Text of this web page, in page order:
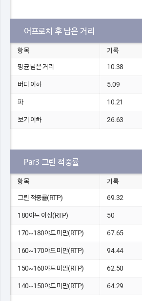
어프로치 후 남은 거리
항목 기록
평균 남은 거리 10.38
버디 이하 5.09
파 10.21
보기 이하 26.63
Par3 그린 적중률
항목 기록
그린 적중률(RTP) 69.32
180야드 이상(RTP) 50
170~180야드 미만(RTP) 67.65
160~170야드 미만(RTP) 94.44
150~160야드 미만(RTP) 62.50
140~150야드 미만(RTP) 64.29